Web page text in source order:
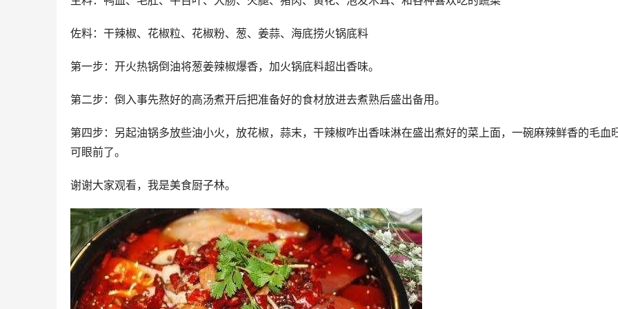
佐料：干辣椒、花椒粒、花椒粉、葱、姜蒜、海底捞火锅底料
第一步：开火热锅倒油将葱姜辣椒爆香，加火锅底料超出香味。
第二步：倒入事先熬好的高汤煮开后把准备好的食材放进去煮熟后盛出备用。
第四步：另起油锅多放些油小火，放花椒，蒜末，干辣椒咋出香味淋在盛出煮好的菜上面，一碗麻辣鲜香的毛血
可眼前了。
谢谢大家观看，我是美食厨子林。